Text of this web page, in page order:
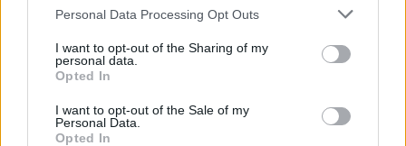
Personal Data Processing Opt Outs
I want to opt-out of the Sharing of my
personal data.
Opted In
I want to opt-out of the Sale of my
Personal Data.
Opted In
ΠΕΡΙΣΣΌΤΕΡΑ ΣΕ ΑΥΤΉ ΤΗΝ ΚΑΤΗΓΟΡΊΑ